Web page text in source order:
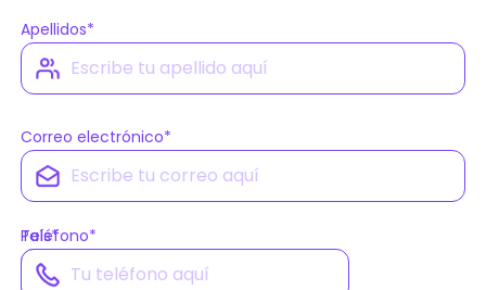
Apellidos*
Correo electrónico*
País*
Teléfono*